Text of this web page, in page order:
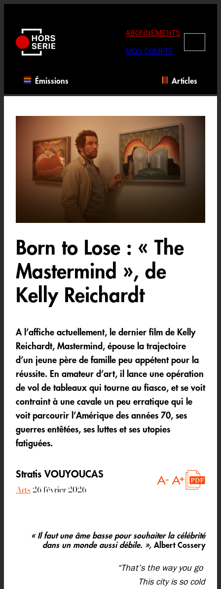
contenu
ABONNEMENTS
MON COMPTE
Émissions Articles
Born to Lose : « The
Mastermind », de
Kelly Reichardt
A l’affiche actuellement, le dernier film de Kelly
Reichardt, Mastermind, épouse la trajectoire
d’un jeune père de famille peu appétent pour la
réussite. En amateur d’art, il lance une opération
de vol de tableaux qui tourne au fiasco, et se voit
contraint à une cavale un peu erratique qui le
voit parcourir l’Amérique des années 70, ses
guerres entêtées, ses luttes et ses utopies
fatiguées.
Stratis VOUYOUCAS
Arts 26 février 2026
« Il faut une âme basse pour souhaiter la célébrité
dans un monde aussi débile. », Albert Cossery
“That’s the way you go
This city is so cold